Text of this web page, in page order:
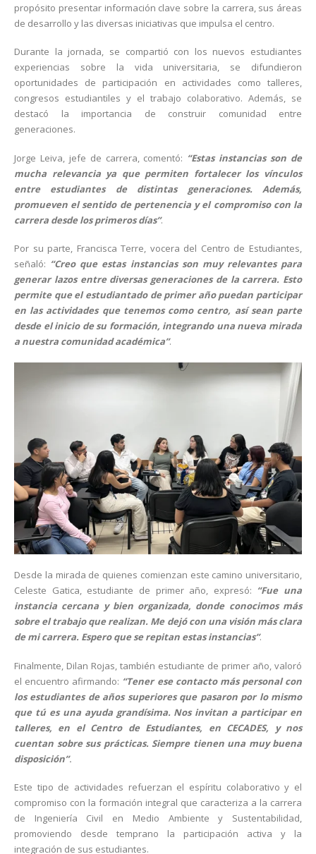
propósito presentar información clave sobre la carrera, sus áreas
de desarrollo y las diversas iniciativas que impulsa el centro.
Durante la jornada, se compartió con los nuevos estudiantes
experiencias sobre la vida universitaria, se difundieron
oportunidades de participación en actividades como talleres,
congresos estudiantiles y el trabajo colaborativo. Además, se
destacó la importancia de construir comunidad entre
generaciones.
Jorge Leiva, jefe de carrera, comentó: “Estas instancias son de
mucha relevancia ya que permiten fortalecer los vínculos
entre estudiantes de distintas generaciones. Además,
promueven el sentido de pertenencia y el compromiso con la
carrera desde los primeros días”.
Por su parte, Francisca Terre, vocera del Centro de Estudiantes,
señaló: “Creo que estas instancias son muy relevantes para
generar lazos entre diversas generaciones de la carrera. Esto
permite que el estudiantado de primer año puedan participar
en las actividades que tenemos como centro, así sean parte
desde el inicio de su formación, integrando una nueva mirada
a nuestra comunidad académica”.
Desde la mirada de quienes comienzan este camino universitario,
Celeste Gatica, estudiante de primer año, expresó: “Fue una
instancia cercana y bien organizada, donde conocimos más
sobre el trabajo que realizan. Me dejó con una visión más clara
de mi carrera. Espero que se repitan estas instancias”.
Finalmente, Dilan Rojas, también estudiante de primer año, valoró
el encuentro afirmando: “Tener ese contacto más personal con
los estudiantes de años superiores que pasaron por lo mismo
que tú es una ayuda grandísima. Nos invitan a participar en
talleres, en el Centro de Estudiantes, en CECADES, y nos
cuentan sobre sus prácticas. Siempre tienen una muy buena
disposición”.
Este tipo de actividades refuerzan el espíritu colaborativo y el
compromiso con la formación integral que caracteriza a la carrera
de Ingeniería Civil en Medio Ambiente y Sustentabilidad,
promoviendo desde temprano la participación activa y la
integración de sus estudiantes.